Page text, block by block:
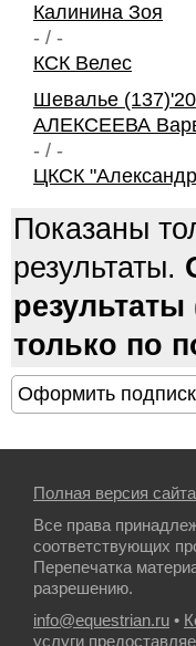
Калинина Зоя
- / -
КСК Велес
Шевалье
АЛЕКСЕЕВА
- / -
ЦКСК
Показаны
результаты.
только по
Полная версия сайта
Все права
соответствующих
Перепечатка
разрешению.
info@equestrian.ru •
услуги